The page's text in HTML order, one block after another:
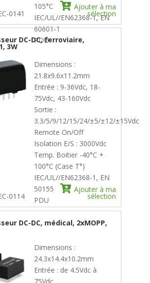
105°C
IEC/UL//EN62368-1, EN
60601-1
PDU
Ajouter à ma
sélection
0141
DC-DC, ferroviaire,
3W
Dimensions :
21.8x9.6x11.2mm
Entrée : 9-36Vdc, 18-
75Vdc, 43-160Vdc
Sortie :
3.3/5/9/12/15/24/±5/±12/±15Vdc
Remote On/Off
Isolation E/S : 3000Vdc
Temp. Boitier -40°C +
100°C (Case T°)
IEC/UL//EN62368-1, EN
50155
PDU
Ajouter à ma
sélection
0114
DC-DC, médical, 2xMOPP,
Dimensions :
24.3x14.4x10.2mm
Entrée : de 4.5Vdc à
75Vdc